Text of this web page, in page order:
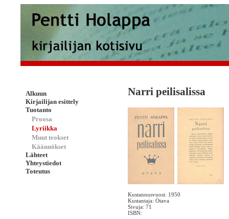
Alkuun
Kirjailijan esittely
Tuotanto
Proosa
Lyriikka
Muut teokset
Käännökset
Lähteet
Yhteystiedot
Toteutus
Narri peilisalissa
Kustannusvuosi: 1950
Kustantaja: Otava
Sivuja: 71
ISBN: